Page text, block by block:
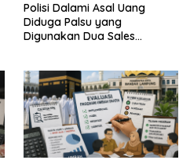
Polisi Dalami Asal Uang
Diduga Palsu yang
Digunakan Dua Sales